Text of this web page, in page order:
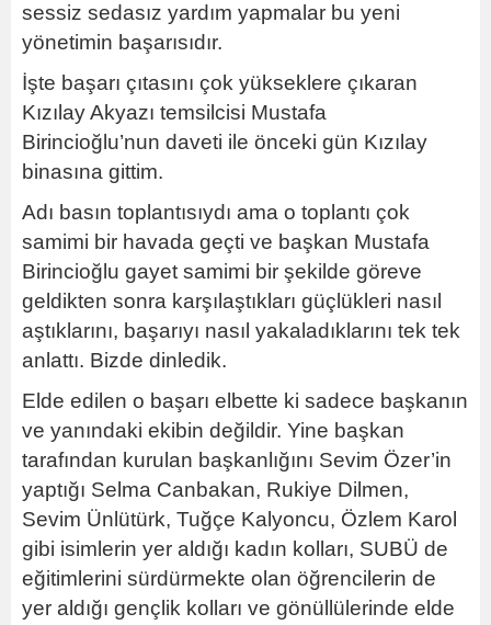
sessiz sedasız yardım yapmalar bu yeni
yönetimin başarısıdır.
İşte başarı çıtasını çok yükseklere çıkaran
Kızılay Akyazı temsilcisi Mustafa
Birincioğlu’nun daveti ile önceki gün Kızılay
binasına gittim.
Adı basın toplantısıydı ama o toplantı çok
samimi bir havada geçti ve başkan Mustafa
Birincioğlu gayet samimi bir şekilde göreve
geldikten sonra karşılaştıkları güçlükleri nasıl
aştıklarını, başarıyı nasıl yakaladıklarını tek tek
anlattı. Bizde dinledik.
Elde edilen o başarı elbette ki sadece başkanın
ve yanındaki ekibin değildir. Yine başkan
tarafından kurulan başkanlığını Sevim Özer’in
yaptığı Selma Canbakan, Rukiye Dilmen,
Sevim Ünlütürk, Tuğçe Kalyoncu, Özlem Karol
gibi isimlerin yer aldığı kadın kolları, SUBÜ de
eğitimlerini sürdürmekte olan öğrencilerin de
yer aldığı gençlik kolları ve gönüllülerinde elde